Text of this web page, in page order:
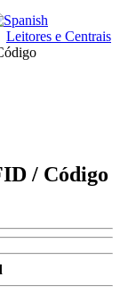
Leitores e Centrais
/ Código